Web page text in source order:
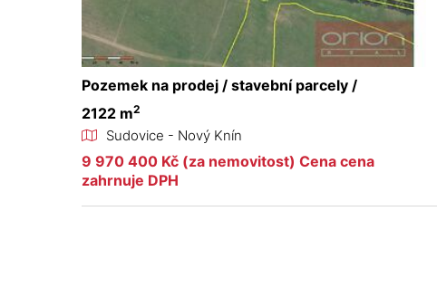
Pozemek na prodej / stavební parcely /
2122 m2
Sudovice - Nový Knín
9 970 400 Kč (za nemovitost) Cena cena
zahrnuje DPH